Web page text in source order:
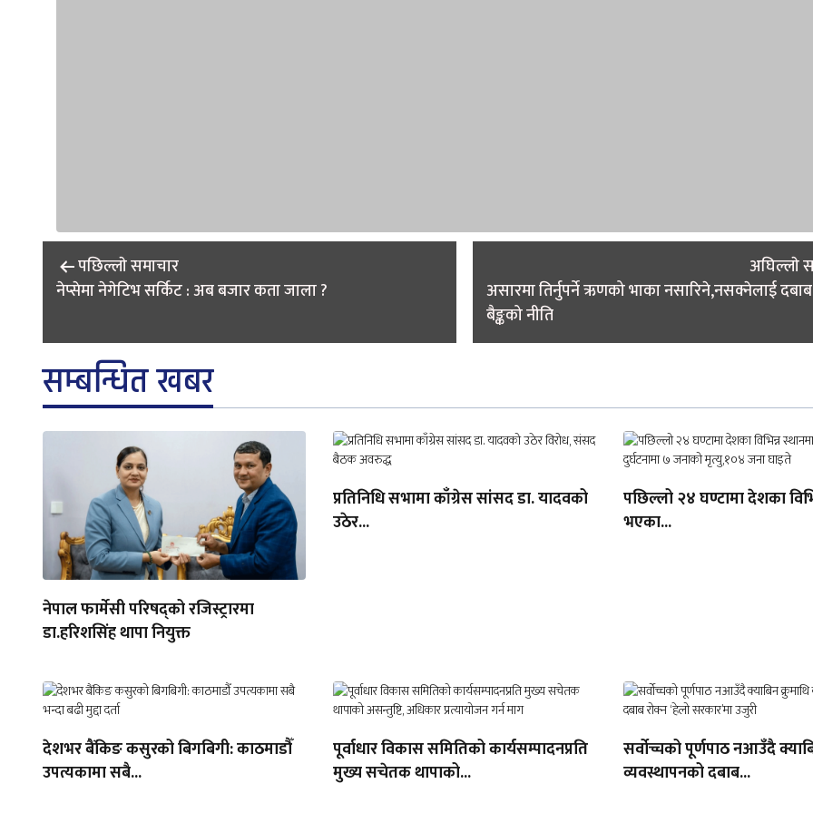
Post
navigation
पछिल्लाे समाचार
नेप्सेमा नेगेटिभ सर्किट : अब बजार कता जाला ?
अघिल्लाे
असारमा तिर्नुपर्ने ऋणको भाका नसारिने,नसक्नेलाई
बैङ्कको नीति
सम्बन्धित खबर
नेपाल फार्मेसी परिषद्को रजिस्ट्रारमा
डा.हरिशसिंह थापा नियुक्त
प्रतिनिधि सभामा काँग्रेस सांसद डा. यादवको
उठेर...
पछिल्लो २४ घण्टामा देशका
भएका...
देशभर बैंकिङ कसुरको बिगबिगी: काठमाडौँ
उपत्यकामा सबै...
पूर्वाधार विकास समितिको कार्यसम्पादनप्रति
मुख्य सचेतक थापाको...
सर्वोच्चको पूर्णपाठ नआउँदै
व्यवस्थापनको दबाब...